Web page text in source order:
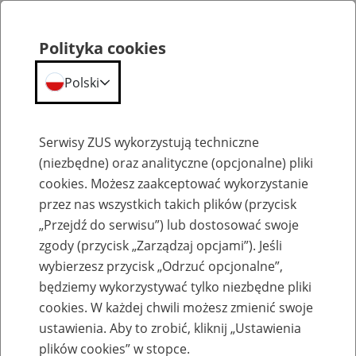
Emerytury
Baza zlikwidowanych lub
przekształconych zakładów pracy
Polityka cookies
Polski
Serwisy ZUS wykorzystują techniczne
(niezbędne) oraz analityczne (opcjonalne) pliki
cookies. Możesz zaakceptować wykorzystanie
przez nas wszystkich takich plików (przycisk
„Przejdź do serwisu”) lub dostosować swoje
zgody (przycisk „Zarządzaj opcjami”). Jeśli
wybierzesz przycisk „Odrzuć opcjonalne”,
będziemy wykorzystywać tylko niezbędne pliki
cookies. W każdej chwili możesz zmienić swoje
ustawienia. Aby to zrobić, kliknij „Ustawienia
plików cookies” w stopce.